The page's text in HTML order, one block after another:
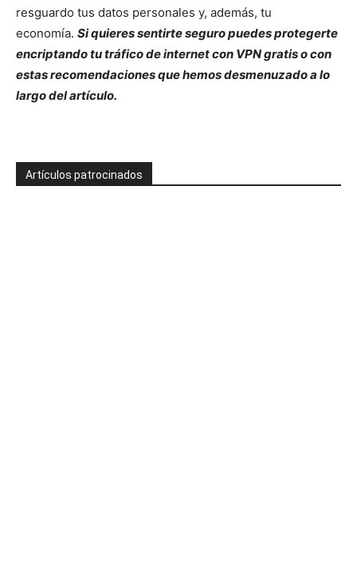
resguardo tus datos personales y, además, tu
economía. Si quieres sentirte seguro puedes protegerte
encriptando tu tráfico de internet con VPN gratis o con
estas recomendaciones que hemos desmenuzado a lo
largo del artículo.
Artículos patrocinados